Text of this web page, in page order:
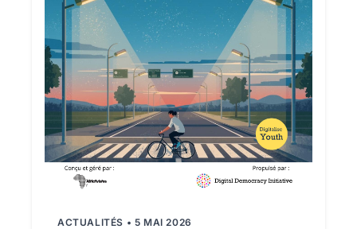
ACTUALITÉS • 5 MAI 2026